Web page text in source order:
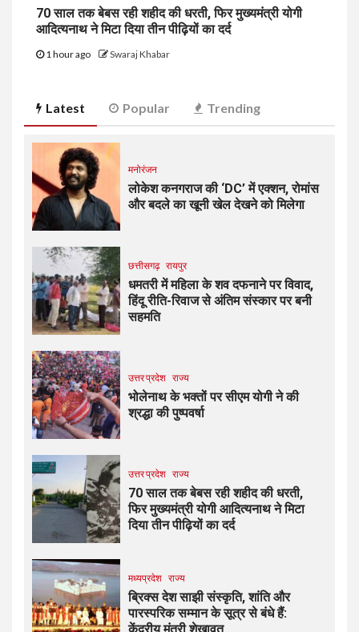
70 साल तक बेबस रही शहीद की धरती, फिर मुख्यमंत्री योगी
आदित्यनाथ ने मिटा दिया तीन पीढ़ियों का दर्द
1 hour ago Swaraj Khabar
Latest Popular Trending
मनोरंजन
लोकेश कनगराज की ‘DC’ में एक्शन, रोमांस
और बदले का खूनी खेल देखने को मिलेगा
छत्तीसगढ़ रायपुर
धमतरी में महिला के शव दफनाने पर विवाद,
हिंदू रीति-रिवाज से अंतिम संस्कार पर बनी
सहमति
उत्तर प्रदेश राज्य
भोलेनाथ के भक्तों पर सीएम योगी ने की
श्रद्धा की पुष्पवर्षा
उत्तर प्रदेश राज्य
70 साल तक बेबस रही शहीद की धरती,
फिर मुख्यमंत्री योगी आदित्यनाथ ने मिटा
दिया तीन पीढ़ियों का दर्द
मध्यप्रदेश राज्य
ब्रिक्स देश साझी संस्कृति, शांति और
पारस्परिक सम्मान के सूत्र से बंधे हैं: